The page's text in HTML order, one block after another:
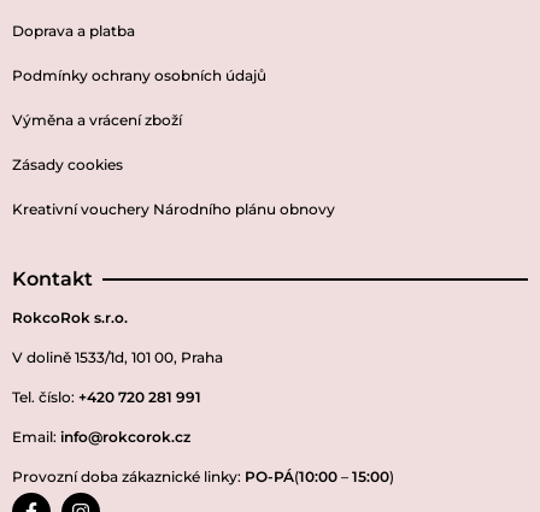
Doprava a platba
Podmínky ochrany osobních údajů
Výměna a vrácení zboží
Zásady cookies
Kreativní vouchery Národního plánu obnovy
Kontakt
RokcoRok s.r.o.
V dolině 1533/1d, 101 00, Praha
Tel. číslo: +420 720 281 991
Email: info@rokcorok.cz
Provozní doba zákaznické linky: PO-PÁ(10:00 – 15:00)